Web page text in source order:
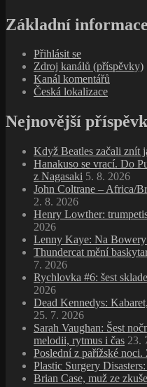
Základní informace
Přihlásit se
Zdroj kanálů (příspěvky)
Kanál komentářů
Česká lokalizace
Nejnovější
Když Beatles začali znít
Hanakuso se vrací. Do
z Nagasaki 5. 8. 2026
John Coltrane – Africa/
2. 8. 2026
Henry Lowther:
2026
Lenny Kaye: Na
Thundercat mění
7. 2026
Rychlovka #6: šest
2026
Dead Kennedys:
25. 7. 2026
Sarah Vaughan: Šest
melodii, rytmus i čas 23.
Poslední z pařížské
Plastic Surgery
Brian Case, muž ze